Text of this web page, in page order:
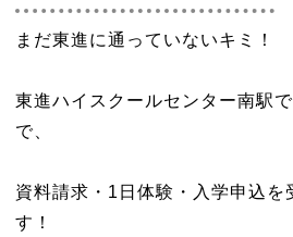
まだ東進に通っていないキミ！
東進ハイスクールセンター南駅
で、
資料請求・1日体験・入学申込を
す！